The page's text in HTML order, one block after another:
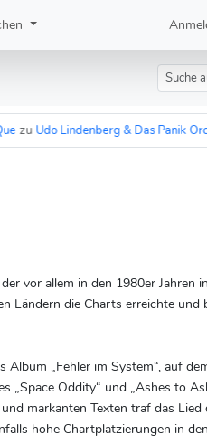
& Das Panik Orchester -
vor allem in den 1980er Jahren
Ländern die Charts erreichte und
„Fehler im System“, auf
Oddity“ und „Ashes to
markanten Texten traf das Lied
hohe Chartplatzierungen in